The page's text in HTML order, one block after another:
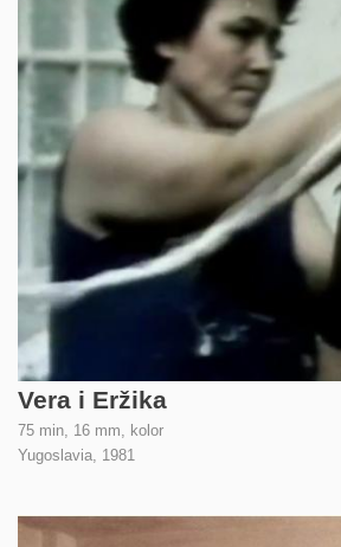
Vera i Eržika
75 min, 16 mm, kolor
Yugoslavia, 1981